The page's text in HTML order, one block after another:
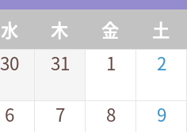
水 木 金
土
30 31 1 2
6 7 8 9